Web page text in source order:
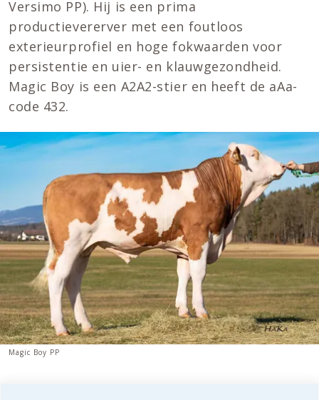
Versimo PP). Hij is een prima
productievererver met een foutloos
exterieurprofiel en hoge fokwaarden voor
persistentie en uier- en klauwgezondheid.
Magic Boy is een A2A2-stier en heeft de aAa-
code 432.
Magic Boy PP